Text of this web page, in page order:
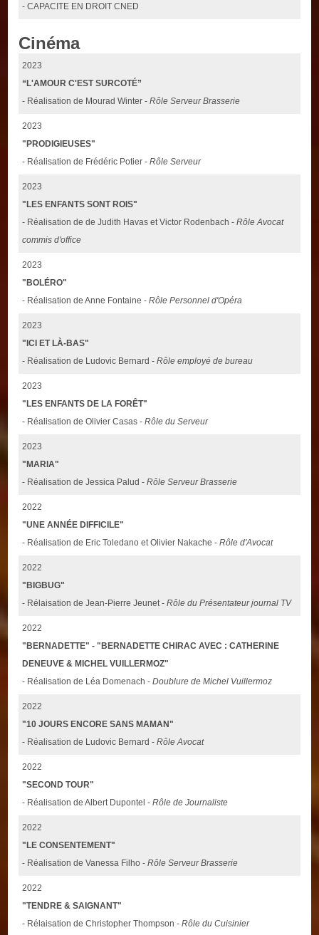
- CAPACITE EN DROIT CNED
Cinéma
2023
“L'AMOUR C'EST SURCOTÉ”
- Réalisation de Mourad Winter -Rôle Serveur Brasserie
2023
"PRODIGIEUSES"
- Réalisation de Frédéric Potier -Rôle Serveur
2023
"LES ENFANTS SONT ROIS"
- Réalisation de de Judith Havas et Victor Rodenbach -Rôle Avocat
commis d'office
2023
"BOLÉRO"
- Réalisation de Anne Fontaine -Rôle Personnel d'Opéra
2023
"ICI ET LÀ-BAS"
- Réalisation de Ludovic Bernard -Rôle employé de bureau
2023
"LES ENFANTS DE LA FORÊT"
- Réalisation de Olivier Casas -Rôle du Serveur
2023
"MARIA"
- Réalisation de Jessica Palud -Rôle Serveur Brasserie
2022
"UNE ANNÉE DIFFICILE"
- Réalisation de Eric Toledano et Olivier Nakache -Rôle d'Avocat
2022
"BIGBUG"
- Rélaisation de Jean-Pierre Jeunet -Rôle du Présentateur journal TV
2022
"BERNADETTE" - "BERNADETTE CHIRAC AVEC : CATHERINE
DENEUVE & MICHEL VUILLERMOZ"
- Réalisation de Léa Domenach -Doublure de Michel Vuillermoz
2022
"10 JOURS ENCORE SANS MAMAN"
- Réalisation de Ludovic Bernard -Rôle Avocat
2022
"SECOND TOUR"
- Réalisation de Albert Dupontel -Rôle de Journaliste
2022
"LE CONSENTEMENT"
- Réalisation de Vanessa Filho -Rôle Serveur Brasserie
2022
"TENDRE & SAIGNANT"
- Rélaisation de Christopher Thompson -Rôle du Cuisinier